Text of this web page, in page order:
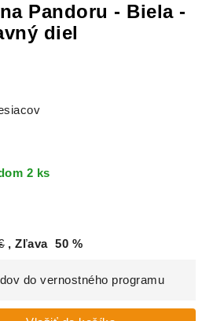
Pandoru - Biela -
diel
2 ks
Zľava 50 %
do vernostného programu